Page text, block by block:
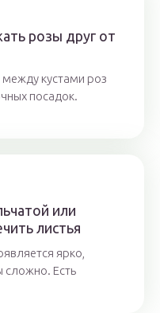
розы друг от
кустами роз
посадок.
или
листья
ярко,
сложно. Есть